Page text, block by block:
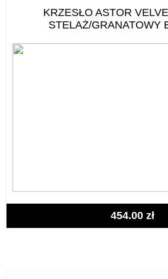
KRZESŁO ASTOR
STELAŻ/GRANATOWY
454.00 zł